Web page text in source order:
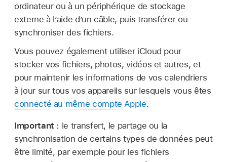
ordinateur ou à un périphérique de stockage
externe à l’aide d’un câble, puis transférer ou
synchroniser des fichiers.
Vous pouvez également utiliser iCloud pour
stocker vos fichiers, photos, vidéos et autres, et
pour maintenir les informations de vos calendriers
à jour sur tous vos appareils sur lesquels vous êtes
connecté au même compte Apple.
Important : le transfert, le partage ou la
synchronisation de certains types de données peut
être limité, par exemple pour les fichiers